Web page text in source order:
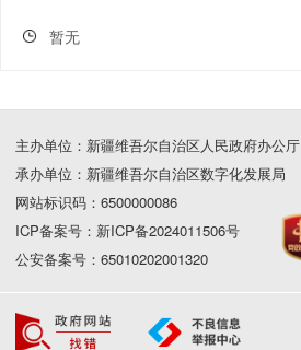
暂无
主办单位：新疆维吾尔自治区人民政府办公厅
承办单位：新疆维吾尔自治区数字化发展局
网站标识码：6500000086
ICP备案号：新ICP备2024011506号
公安备案号：65010202001320